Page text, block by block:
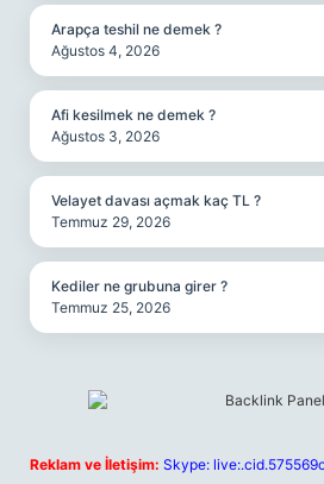
Arapça teshil ne demek ?
Ağustos 4, 2026
Afi kesilmek ne demek ?
Ağustos 3, 2026
Velayet davası açmak kaç TL ?
Temmuz 29, 2026
Kediler ne grubuna girer ?
Temmuz 25, 2026
Reklam ve İletişim: Skype: